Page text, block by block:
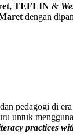
TEFLIN &
dengan
pedagogi di
untuk
practices